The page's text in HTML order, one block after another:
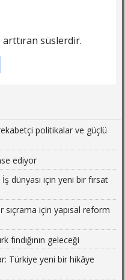
arttıran süslerdir.
politikalar ve güçlü
ediyor
dünyası için yeni bir fırsat
için yapısal reform
fındığının geleceği
Türkiye yeni bir hikâye